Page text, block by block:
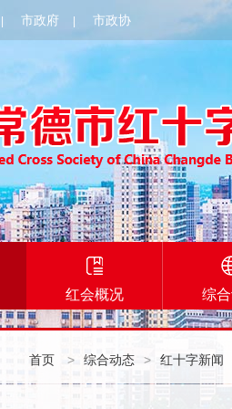
市政府 市政协
红会概况 综
首页 > 综合动态 > 红十字新闻